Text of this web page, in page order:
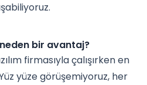
bir avantaj?
firmasıyla çalışırken en
yüze görüşemiyoruz, her